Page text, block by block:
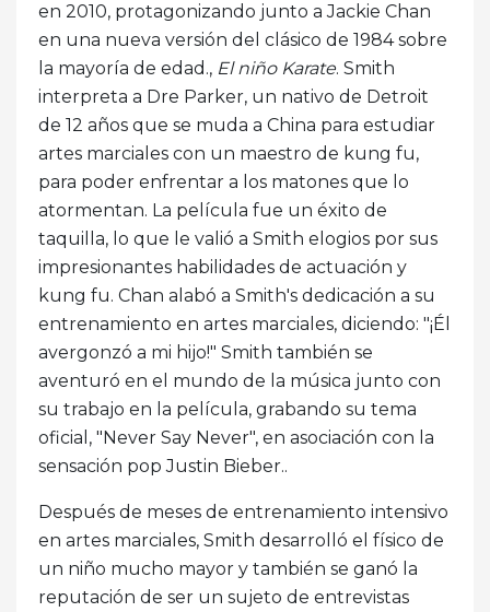
en 2010, protagonizando junto a Jackie Chan
en una nueva versión del clásico de 1984 sobre
la mayoría de edad., El niño Karate. Smith
interpreta a Dre Parker, un nativo de Detroit
de 12 años que se muda a China para estudiar
artes marciales con un maestro de kung fu,
para poder enfrentar a los matones que lo
atormentan. La película fue un éxito de
taquilla, lo que le valió a Smith elogios por sus
impresionantes habilidades de actuación y
kung fu. Chan alabó a Smith's dedicación a su
entrenamiento en artes marciales, diciendo: "¡Él
avergonzó a mi hijo!" Smith también se
aventuró en el mundo de la música junto con
su trabajo en la película, grabando su tema
oficial, "Never Say Never", en asociación con la
sensación pop Justin Bieber..
Después de meses de entrenamiento intensivo
en artes marciales, Smith desarrolló el físico de
un niño mucho mayor y también se ganó la
reputación de ser un sujeto de entrevistas